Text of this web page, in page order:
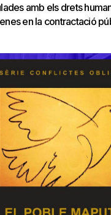
amb els drets
en la contractació